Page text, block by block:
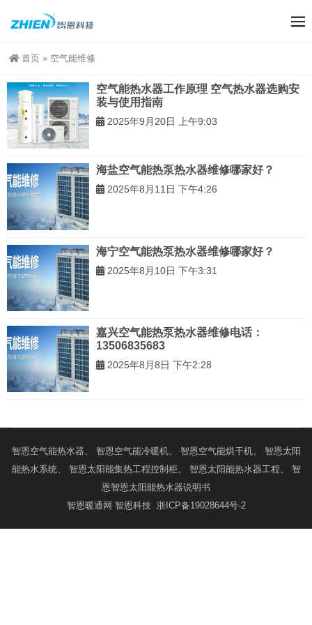
首页 » 空气能维修
空气能热水器工作原理 空气热水器选购安
装与使用指南
2025年9月20日 上午9:03
海盐空气能热泵热水器维修哪家好？
2025年8月11日 下午4:26
海宁空气能热泵热水器维修哪家好？
2025年8月10日 下午3:31
嘉兴空气能热泵热水器维修电话：
13506835683
2025年8月8日 下午2:28
智恩空气能热水器、 智恩空气能冷暖机、 智恩空气能烘干机、 智恩太阳
能热水系统、 智恩太阳能集热工程控制柜、 智恩太阳能热水器工程、 智
恩智恩太阳能热水器说明书
智恩暖通网 智恩科技 浙ICP备19028644号-2